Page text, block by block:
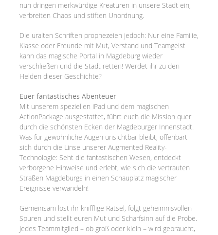
nun dringen merkwürdige Kreaturen in unsere Stadt ein,
verbreiten Chaos und stiften Unordnung.
Die uralten Schriften prophezeien jedoch: Nur eine Familie,
Klasse oder Freunde mit Mut, Verstand und Teamgeist
kann das magische Portal in Magdeburg wieder
verschließen und die Stadt retten! Werdet ihr zu den
Helden dieser Geschichte?
Euer fantastisches Abenteuer
Mit unserem speziellen iPad und dem magischen
ActionPackage ausgestattet, führt euch die Mission quer
durch die schönsten Ecken der Magdeburger Innenstadt.
Was für gewöhnliche Augen unsichtbar bleibt, offenbart
sich durch die Linse unserer Augmented Reality-
Technologie: Seht die fantastischen Wesen, entdeckt
verborgene Hinweise und erlebt, wie sich die vertrauten
Straßen Magdeburgs in einen Schauplatz magischer
Ereignisse verwandeln!
Gemeinsam löst ihr knifflige Rätsel, folgt geheimnisvollen
Spuren und stellt euren Mut und Scharfsinn auf die Probe.
Jedes Teammitglied – ob groß oder klein – wird gebraucht,